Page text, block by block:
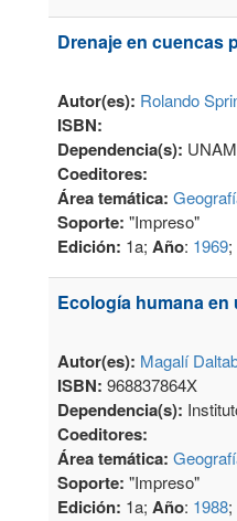
Drenaje en cuencas
Autor(es): Rolando
ISBN:
Dependencia(s): UNAM
Coeditores:
Área temática:
Soporte: "Impreso"
Edición: 1a; Año: 1969;
Ecología humana en
Autor(es): Magalí
ISBN: 968837864X
Dependencia(s):
Coeditores:
Área temática:
Soporte: "Impreso"
Edición: 1a; Año: 1988;